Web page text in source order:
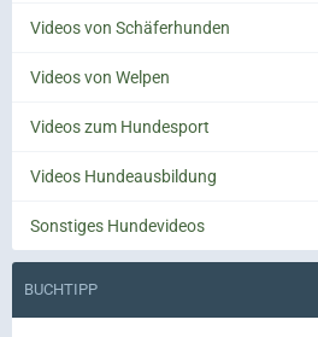
Videos von Schäferhunden
Videos von Welpen
Videos zum Hundesport
Videos Hundeausbildung
Sonstiges Hundevideos
BUCHTIPP